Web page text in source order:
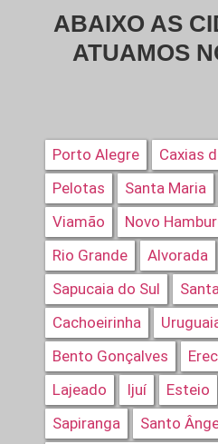
ABAIXO AS
ATUAMOS
Porto Alegre Caxias
Pelotas
Santa Maria
Viamão
Novo
Rio Grande
Alvorada
Sapucaia do Sul
Cachoeirinha
Bento Gonçalves
Lajeado
Ijuí Esteio
Sapiranga
Santo